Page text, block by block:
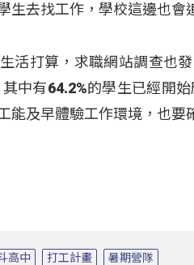
生去找工作，學校這邊也會
活打算，求職網站調查也
中有64.2%的學生已經開
能及早體驗工作環境，也要
高中 打工計畫 暑期營隊